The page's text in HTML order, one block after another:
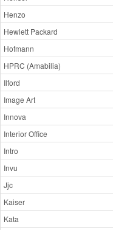
Henzo
Hewlett Packard
Hofmann
HPRC (Amabilia)
Ilford
Image Art
Innova
Interior Office
Intro
Invu
Jjc
Kaiser
Kata